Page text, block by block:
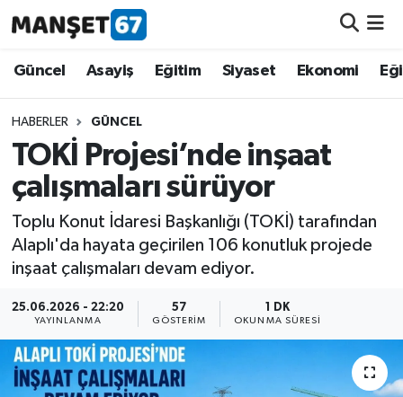
Güncel Asayiş Eğitim Siyaset Ekonomi
HABERLER GÜNCEL
TOKİ Projesi’nde inşaat
çalışmaları sürüyor
Toplu Konut İdaresi Başkanlığı (TOKİ) tarafından
Alaplı'da hayata geçirilen 106 konutluk projede
inşaat çalışmaları devam ediyor.
25.06.2026 - 22:20
YAYINLANMA
57
GÖSTERIM
1 DK
OKUNMA SÜRESI
Güncel
Asayiş
Siyaset
Spor
Eğitim
Kültür-Sanat
Magazin